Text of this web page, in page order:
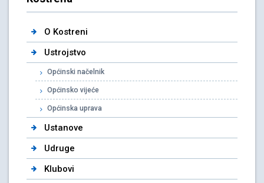
O Kostreni
Ustrojstvo
Općinski načelnik
Općinsko vijeće
Općinska uprava
Ustanove
Udruge
Klubovi